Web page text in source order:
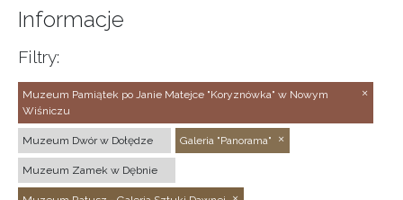
Informacje
Filtry:
Muzeum Pamiątek po Janie Matejce "Koryznówka" w Nowym
Wiśniczu
Muzeum Dwór w Dołędze Galeria "Panorama"
Muzeum Zamek w Dębnie